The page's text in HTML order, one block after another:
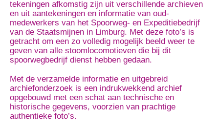
tekeningen afkomstig zijn uit verschillende archieven
en uit aantekeningen en informatie van oud-
medewerkers van het Spoorweg- en Expeditiebedrijf
van de Staatsmijnen in Limburg. Met deze foto’s is
getracht om een zo volledig mogelijk beeld weer te
geven van alle stoomlocomotieven die bij dit
spoorwegbedrijf dienst hebben gedaan.
Met de verzamelde informatie en uitgebreid
archiefonderzoek is een indrukwekkend archief
opgebouwd met een schat aan technische en
historische gegevens, voorzien van prachtige
authentieke foto’s.